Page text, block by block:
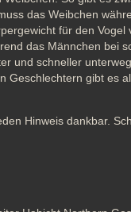
das Weibchen
für den
das Männchen bei
und schneller
Geschlechtern gibt es
Hinweis dankbar.